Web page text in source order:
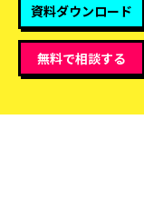
資料ダウンロード
無料で相談する